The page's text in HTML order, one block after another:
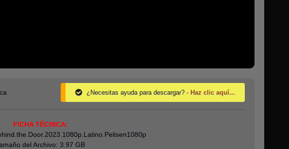
¿Necesitas ayuda para descargar? - Haz clic aquí...
FICHA TÉCNICA:
del Archivo: 3.97 GB